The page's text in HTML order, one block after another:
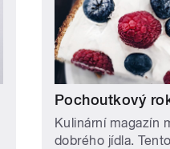
Pochoutkový
Kulinární magazín
dobrého jídla.